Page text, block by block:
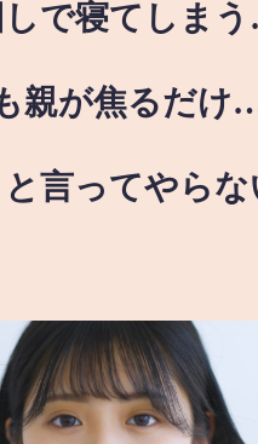
しで寝てしま
親が焦るだけ
と言ってやら